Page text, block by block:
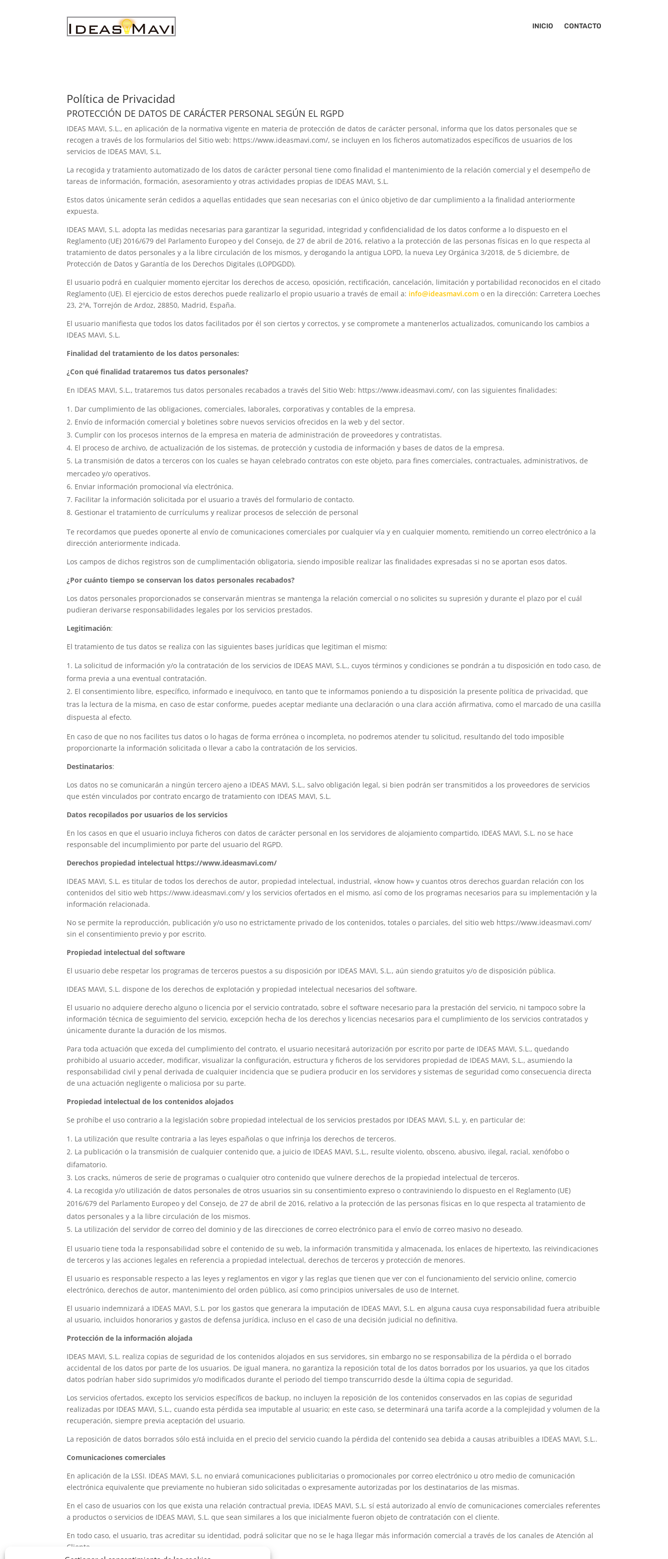
INICIO CONTACTO
Política de Privacidad
PROTECCIÓN DE DATOS DE CARÁCTER PERSONAL SEGÚN EL RGPD
IDEAS MAVI, S.L., en aplicación de la normativa vigente en materia de protección de datos de carácter personal, informa que los datos personales que se
recogen a través de los formularios del Sitio web: https://www.ideasmavi.com/, se incluyen en los ficheros automatizados específicos de usuarios de los
servicios de IDEAS MAVI, S.L.
La recogida y tratamiento automatizado de los datos de carácter personal tiene como finalidad el mantenimiento de la relación comercial y el desempeño de
tareas de información, formación, asesoramiento y otras actividades propias de IDEAS MAVI, S.L.
Estos datos únicamente serán cedidos a aquellas entidades que sean necesarias con el único objetivo de dar cumplimiento a la finalidad anteriormente
expuesta.
IDEAS MAVI, S.L. adopta las medidas necesarias para garantizar la seguridad, integridad y confidencialidad de los datos conforme a lo dispuesto en el
Reglamento (UE) 2016/679 del Parlamento Europeo y del Consejo, de 27 de abril de 2016, relativo a la protección de las personas físicas en lo que respecta al
tratamiento de datos personales y a la libre circulación de los mismos, y derogando la antigua LOPD, la nueva Ley Orgánica 3/2018, de 5 diciembre, de
Protección de Datos y Garantía de los Derechos Digitales (LOPDGDD).
El usuario podrá en cualquier momento ejercitar los derechos de acceso, oposición, rectificación, cancelación, limitación y portabilidad reconocidos en el citado
Reglamento (UE). El ejercicio de estos derechos puede realizarlo el propio usuario a través de email a: info@ideasmavi.com o en la dirección: Carretera Loeches
23, 2ºA, Torrejón de Ardoz, 28850, Madrid, España.
El usuario manifiesta que todos los datos facilitados por él son ciertos y correctos, y se compromete a mantenerlos actualizados, comunicando los cambios a
IDEAS MAVI, S.L.
Finalidad del tratamiento de los datos personales:
¿Con qué finalidad trataremos tus datos personales?
En IDEAS MAVI, S.L., trataremos tus datos personales recabados a través del Sitio Web: https://www.ideasmavi.com/, con las siguientes finalidades:
Dar cumplimiento de las obligaciones, comerciales, laborales, corporativas y contables de la empresa.
Envío de información comercial y boletines sobre nuevos servicios ofrecidos en la web y del sector.
Cumplir con los procesos internos de la empresa en materia de administración de proveedores y contratistas.
El proceso de archivo, de actualización de los sistemas, de protección y custodia de información y bases de datos de la empresa.
La transmisión de datos a terceros con los cuales se hayan celebrado contratos con este objeto, para fines comerciales, contractuales, administrativos, de
mercadeo y/o operativos.
Enviar información promocional vía electrónica.
Facilitar la información solicitada por el usuario a través del formulario de contacto.
Gestionar el tratamiento de currículums y realizar procesos de selección de personal
Te recordamos que puedes oponerte al envío de comunicaciones comerciales por cualquier vía y en cualquier momento, remitiendo un correo electrónico a la
dirección anteriormente indicada.
Los campos de dichos registros son de cumplimentación obligatoria, siendo imposible realizar las finalidades expresadas si no se aportan esos datos.
¿Por cuánto tiempo se conservan los datos personales recabados?
Los datos personales proporcionados se conservarán mientras se mantenga la relación comercial o no solicites su supresión y durante el plazo por el cuál
pudieran derivarse responsabilidades legales por los servicios prestados.
Legitimación:
El tratamiento de tus datos se realiza con las siguientes bases jurídicas que legitiman el mismo:
La solicitud de información y/o la contratación de los servicios de IDEAS MAVI, S.L., cuyos términos y condiciones se pondrán a tu disposición en todo caso, de
forma previa a una eventual contratación.
El consentimiento libre, específico, informado e inequívoco, en tanto que te informamos poniendo a tu disposición la presente política de privacidad, que
tras la lectura de la misma, en caso de estar conforme, puedes aceptar mediante una declaración o una clara acción afirmativa, como el marcado de una casilla
dispuesta al efecto.
En caso de que no nos facilites tus datos o lo hagas de forma errónea o incompleta, no podremos atender tu solicitud, resultando del todo imposible
proporcionarte la información solicitada o llevar a cabo la contratación de los servicios.
Destinatarios:
Los datos no se comunicarán a ningún tercero ajeno a IDEAS MAVI, S.L., salvo obligación legal, si bien podrán ser transmitidos a los proveedores de servicios
que estén vinculados por contrato encargo de tratamiento con IDEAS MAVI, S.L.
Datos recopilados por usuarios de los servicios
En los casos en que el usuario incluya ficheros con datos de carácter personal en los servidores de alojamiento compartido, IDEAS MAVI, S.L. no se hace
responsable del incumplimiento por parte del usuario del RGPD.
Derechos propiedad intelectual https://www.ideasmavi.com/
IDEAS MAVI, S.L. es titular de todos los derechos de autor, propiedad intelectual, industrial, «know how» y cuantos otros derechos guardan relación con los
contenidos del sitio web https://www.ideasmavi.com/ y los servicios ofertados en el mismo, así como de los programas necesarios para su implementación y la
información relacionada.
No se permite la reproducción, publicación y/o uso no estrictamente privado de los contenidos, totales o parciales, del sitio web https://www.ideasmavi.com/
sin el consentimiento previo y por escrito.
Propiedad intelectual del software
El usuario debe respetar los programas de terceros puestos a su disposición por IDEAS MAVI, S.L., aún siendo gratuitos y/o de disposición pública.
IDEAS MAVI, S.L. dispone de los derechos de explotación y propiedad intelectual necesarios del software.
El usuario no adquiere derecho alguno o licencia por el servicio contratado, sobre el software necesario para la prestación del servicio, ni tampoco sobre la
información técnica de seguimiento del servicio, excepción hecha de los derechos y licencias necesarios para el cumplimiento de los servicios contratados y
únicamente durante la duración de los mismos.
Para toda actuación que exceda del cumplimiento del contrato, el usuario necesitará autorización por escrito por parte de IDEAS MAVI, S.L., quedando
prohibido al usuario acceder, modificar, visualizar la configuración, estructura y ficheros de los servidores propiedad de IDEAS MAVI, S.L., asumiendo la
responsabilidad civil y penal derivada de cualquier incidencia que se pudiera producir en los servidores y sistemas de seguridad como consecuencia directa
de una actuación negligente o maliciosa por su parte.
Propiedad intelectual de los contenidos alojados
Se prohíbe el uso contrario a la legislación sobre propiedad intelectual de los servicios prestados por IDEAS MAVI, S.L. y, en particular de:
La utilización que resulte contraria a las leyes españolas o que infrinja los derechos de terceros.
La publicación o la transmisión de cualquier contenido que, a juicio de IDEAS MAVI, S.L., resulte violento, obsceno, abusivo, ilegal, racial, xenófobo o
difamatorio.
Los cracks, números de serie de programas o cualquier otro contenido que vulnere derechos de la propiedad intelectual de terceros.
La recogida y/o utilización de datos personales de otros usuarios sin su consentimiento expreso o contraviniendo lo dispuesto en el Reglamento (UE)
2016/679 del Parlamento Europeo y del Consejo, de 27 de abril de 2016, relativo a la protección de las personas físicas en lo que respecta al tratamiento de
datos personales y a la libre circulación de los mismos.
La utilización del servidor de correo del dominio y de las direcciones de correo electrónico para el envío de correo masivo no deseado.
El usuario tiene toda la responsabilidad sobre el contenido de su web, la información transmitida y almacenada, los enlaces de hipertexto, las reivindicaciones
de terceros y las acciones legales en referencia a propiedad intelectual, derechos de terceros y protección de menores.
El usuario es responsable respecto a las leyes y reglamentos en vigor y las reglas que tienen que ver con el funcionamiento del servicio online, comercio
electrónico, derechos de autor, mantenimiento del orden público, así como principios universales de uso de Internet.
El usuario indemnizará a IDEAS MAVI, S.L. por los gastos que generara la imputación de IDEAS MAVI, S.L. en alguna causa cuya responsabilidad fuera atribuible
al usuario, incluidos honorarios y gastos de defensa jurídica, incluso en el caso de una decisión judicial no definitiva.
Protección de la información alojada
IDEAS MAVI, S.L. realiza copias de seguridad de los contenidos alojados en sus servidores, sin embargo no se responsabiliza de la pérdida o el borrado
accidental de los datos por parte de los usuarios. De igual manera, no garantiza la reposición total de los datos borrados por los usuarios, ya que los citados
datos podrían haber sido suprimidos y/o modificados durante el periodo del tiempo transcurrido desde la última copia de seguridad.
Los servicios ofertados, excepto los servicios específicos de backup, no incluyen la reposición de los contenidos conservados en las copias de seguridad
realizadas por IDEAS MAVI, S.L., cuando esta pérdida sea imputable al usuario; en este caso, se determinará una tarifa acorde a la complejidad y volumen de la
recuperación, siempre previa aceptación del usuario.
La reposición de datos borrados sólo está incluida en el precio del servicio cuando la pérdida del contenido sea debida a causas atribuibles a IDEAS MAVI, S.L..
Comunicaciones comerciales
En aplicación de la LSSI. IDEAS MAVI, S.L. no enviará comunicaciones publicitarias o promocionales por correo electrónico u otro medio de comunicación
electrónica equivalente que previamente no hubieran sido solicitadas o expresamente autorizadas por los destinatarios de las mismas.
En el caso de usuarios con los que exista una relación contractual previa, IDEAS MAVI, S.L. sí está autorizado al envío de comunicaciones comerciales referentes
a productos o servicios de IDEAS MAVI, S.L. que sean similares a los que inicialmente fueron objeto de contratación con el cliente.
En todo caso, el usuario, tras acreditar su identidad, podrá solicitar que no se le haga llegar más información comercial a través de los canales de Atención al
Cliente.